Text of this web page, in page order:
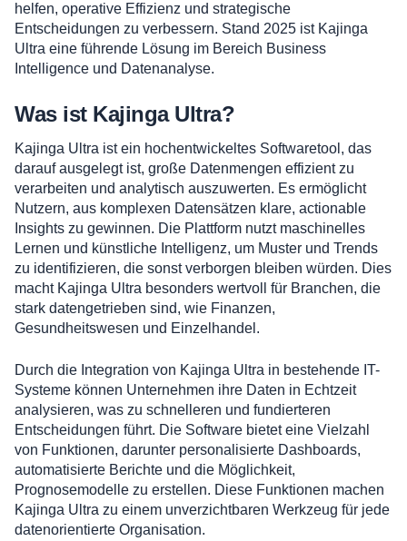
helfen, operative Effizienz und strategische
Entscheidungen zu verbessern. Stand 2025 ist Kajinga
Ultra eine führende Lösung im Bereich Business
Intelligence und Datenanalyse.
Was ist Kajinga Ultra?
Kajinga Ultra ist ein hochentwickeltes Softwaretool, das
darauf ausgelegt ist, große Datenmengen effizient zu
verarbeiten und analytisch auszuwerten. Es ermöglicht
Nutzern, aus komplexen Datensätzen klare, actionable
Insights zu gewinnen. Die Plattform nutzt maschinelles
Lernen und künstliche Intelligenz, um Muster und Trends
zu identifizieren, die sonst verborgen bleiben würden. Dies
macht Kajinga Ultra besonders wertvoll für Branchen, die
stark datengetrieben sind, wie Finanzen,
Gesundheitswesen und Einzelhandel.
Durch die Integration von Kajinga Ultra in bestehende IT-
Systeme können Unternehmen ihre Daten in Echtzeit
analysieren, was zu schnelleren und fundierteren
Entscheidungen führt. Die Software bietet eine Vielzahl
von Funktionen, darunter personalisierte Dashboards,
automatisierte Berichte und die Möglichkeit,
Prognosemodelle zu erstellen. Diese Funktionen machen
Kajinga Ultra zu einem unverzichtbaren Werkzeug für jede
datenorientierte Organisation.